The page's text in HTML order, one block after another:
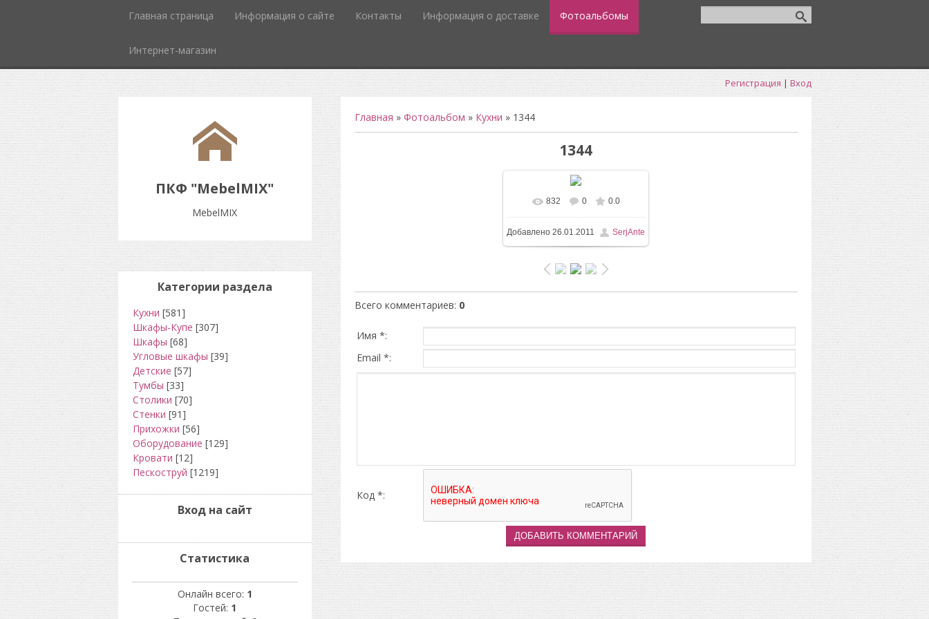
Главная страница Информация о сайте Контакты Информация о доставке Фотоальбомы
Интернет-магазин
Регистрация | Вход
ПКФ "MebelMIX"
MebelMIX
Главная » Фотоальбом » Кухни » 1344
1344
В реальном размере
960x1280/ 193.7Kb
832 0 0.0
Добавлено 26.01.2011 SerjAnte
Всего комментариев: 0
Имя *:
Email *:
Код *:
Категории раздела
Кухни [581]
Шкафы-Купе [307]
Шкафы [68]
Угловые шкафы [39]
Детские [57]
Тумбы [33]
Столики [70]
Стенки [91]
Прихожки [56]
Оборудование [129]
Кровати [12]
Пескоструй [1219]
Вход на сайт
Статистика
Онлайн всего: 1
Гостей: 1